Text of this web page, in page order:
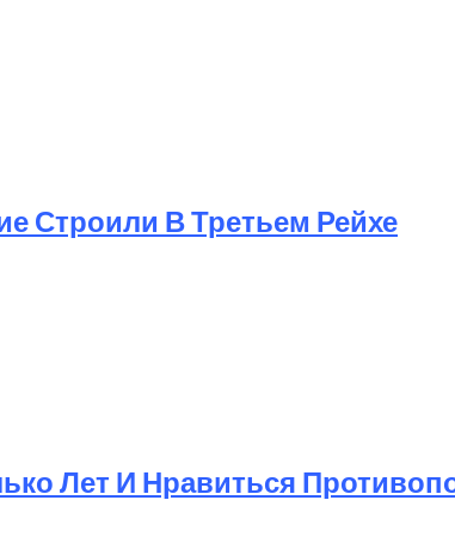
Строили В Третьем Рейхе
Лет И Нравиться